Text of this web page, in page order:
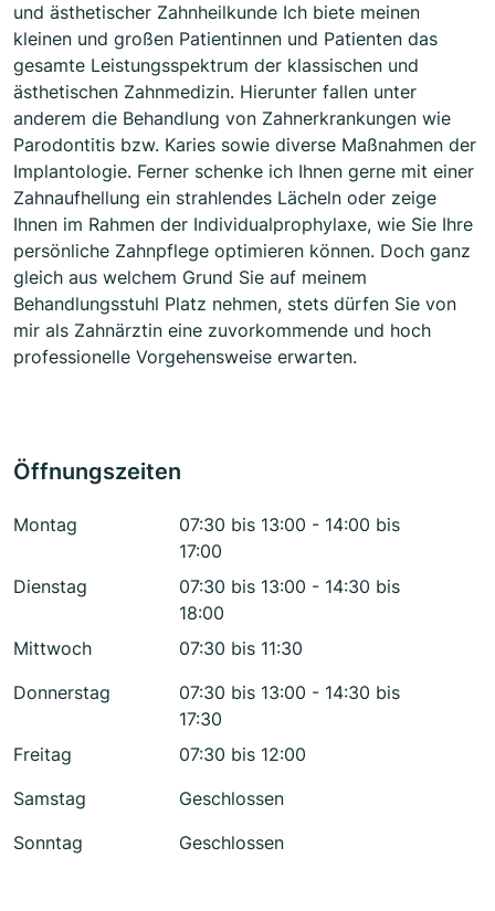
und ästhetischer Zahnheilkunde Ich biete meinen
kleinen und großen Patientinnen und Patienten das
gesamte Leistungsspektrum der klassischen und
ästhetischen Zahnmedizin. Hierunter fallen unter
anderem die Behandlung von Zahnerkrankungen wie
Parodontitis bzw. Karies sowie diverse Maßnahmen der
Implantologie. Ferner schenke ich Ihnen gerne mit einer
Zahnaufhellung ein strahlendes Lächeln oder zeige
Ihnen im Rahmen der Individualprophylaxe, wie Sie Ihre
persönliche Zahnpflege optimieren können. Doch ganz
gleich aus welchem Grund Sie auf meinem
Behandlungsstuhl Platz nehmen, stets dürfen Sie von
mir als Zahnärztin eine zuvorkommende und hoch
professionelle Vorgehensweise erwarten.
Öffnungszeiten
Montag
07:30 bis 13:00 - 14:00 bis
17:00
Dienstag
07:30 bis 13:00 - 14:30 bis
18:00
Mittwoch
07:30 bis 11:30
Donnerstag
07:30 bis 13:00 - 14:30 bis
17:30
Freitag
07:30 bis 12:00
Samstag
Geschlossen
Sonntag
Geschlossen